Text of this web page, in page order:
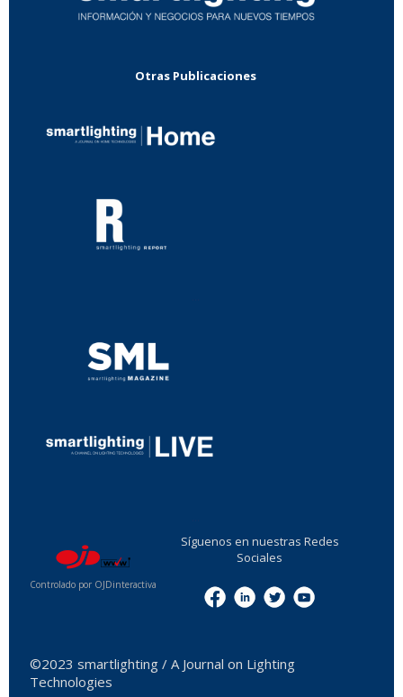
Otras Publicaciones
Controlado por OJDinteractiva
Síguenos en nuestras Redes
Sociales
©2023 smartlighting / A Journal on Lighting
Technologies